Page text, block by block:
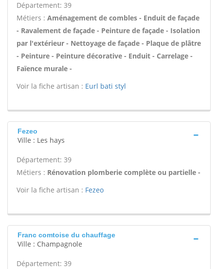
Département: 39
Métiers : Aménagement de combles - Enduit de façade
- Ravalement de façade - Peinture de façade - Isolation
par l'extérieur - Nettoyage de façade - Plaque de plâtre
- Peinture - Peinture décorative - Enduit - Carrelage -
Faïence murale -
Voir la fiche artisan : Eurl bati styl
Fezeo
Ville : Les hays
Département: 39
Métiers : Rénovation plomberie complète ou partielle -
Voir la fiche artisan : Fezeo
Franc comtoise du chauffage
Ville : Champagnole
Département: 39